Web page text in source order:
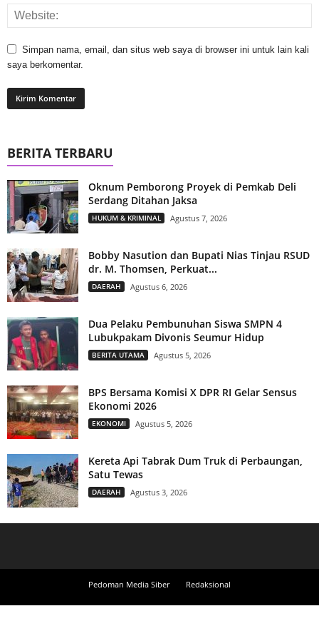
Simpan nama, email, dan situs web saya di browser ini untuk lain kali
saya berkomentar.
BERITA TERBARU
Oknum Pemborong Proyek di Pemkab Deli
Serdang Ditahan Jaksa
HUKUM & KRIMINAL Agustus 7, 2026
Bobby Nasution dan Bupati Nias Tinjau RSUD
dr. M. Thomsen, Perkuat...
DAERAH Agustus 6, 2026
Dua Pelaku Pembunuhan Siswa SMPN 4
Lubukpakam Divonis Seumur Hidup
BERITA UTAMA Agustus 5, 2026
BPS Bersama Komisi X DPR RI Gelar Sensus
Ekonomi 2026
EKONOMI Agustus 5, 2026
Kereta Api Tabrak Dum Truk di Perbaungan,
Satu Tewas
DAERAH Agustus 3, 2026
Pedoman Media Siber Redaksional